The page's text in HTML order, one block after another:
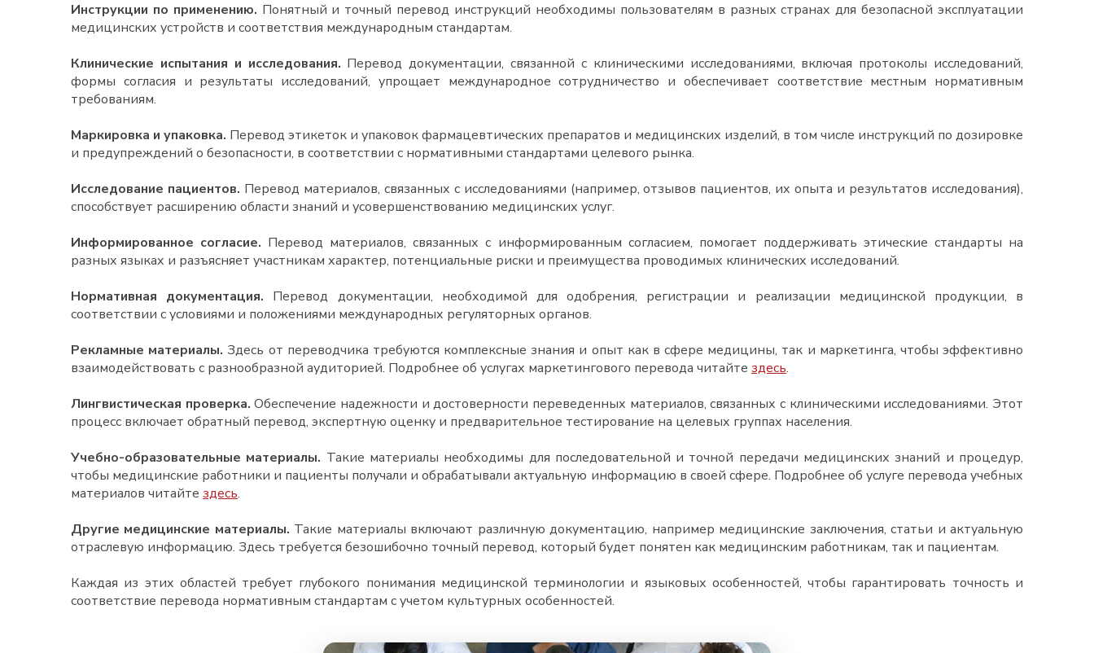
Инструкции по применению. Понятный и точный перевод инструкций необходимы пользователям в разных странах для безопасной эксплуатации
медицинских устройств и соответствия международным стандартам.
Клинические испытания и исследования. Перевод документации, связанной с клиническими исследованиями, включая протоколы исследований,
формы согласия и результаты исследований, упрощает международное сотрудничество и обеспечивает соответствие местным нормативным
требованиям.
Маркировка и упаковка. Перевод этикеток и упаковок фармацевтических препаратов и медицинских изделий, в том числе инструкций по дозировке
и предупреждений о безопасности, в соответствии с нормативными стандартами целевого рынка.
Исследование пациентов. Перевод материалов, связанных с исследованиями (например, отзывов пациентов, их опыта и результатов исследования),
способствует расширению области знаний и усовершенствованию медицинских услуг.
Информированное согласие. Перевод материалов, связанных с информированным согласием, помогает поддерживать этические стандарты на
разных языках и разъясняет участникам характер, потенциальные риски и преимущества проводимых клинических исследований.
Нормативная документация. Перевод документации, необходимой для одобрения, регистрации и реализации медицинской продукции, в
соответствии с условиями и положениями международных регуляторных органов.
Рекламные материалы. Здесь от переводчика требуются комплексные знания и опыт как в сфере медицины, так и маркетинга, чтобы эффективно
взаимодействовать с разнообразной аудиторией. Подробнее об услугах маркетингового перевода читайте здесь.
Лингвистическая проверка. Обеспечение надежности и достоверности переведенных материалов, связанных с клиническими исследованиями. Этот
процесс включает обратный перевод, экспертную оценку и предварительное тестирование на целевых группах населения.
Учебно-образовательные материалы. Такие материалы необходимы для последовательной и точной передачи медицинских знаний и процедур,
чтобы медицинские работники и пациенты получали и обрабатывали актуальную информацию в своей сфере. Подробнее об услуге перевода учебных
материалов читайте здесь.
Другие медицинские материалы. Такие материалы включают различную документацию, например медицинские заключения, статьи и актуальную
отраслевую информацию. Здесь требуется безошибочно точный перевод, который будет понятен как медицинским работникам, так и пациентам.
Каждая из этих областей требует глубокого понимания медицинской терминологии и языковых особенностей, чтобы гарантировать точность и
соответствие перевода нормативным стандартам с учетом культурных особенностей.